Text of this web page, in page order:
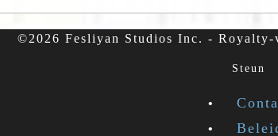
©2026 Fesliyan Studios Inc. -
Steun